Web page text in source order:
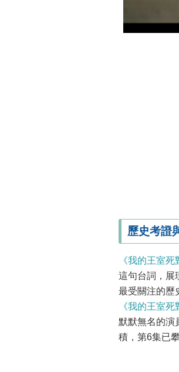
歷史考證
《我的王室死
這句台詞，展
最受關注的歷
《我的王室死
默默無名的演
積，第6集已